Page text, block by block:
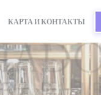
КАРТА И КОНТАКТЫ